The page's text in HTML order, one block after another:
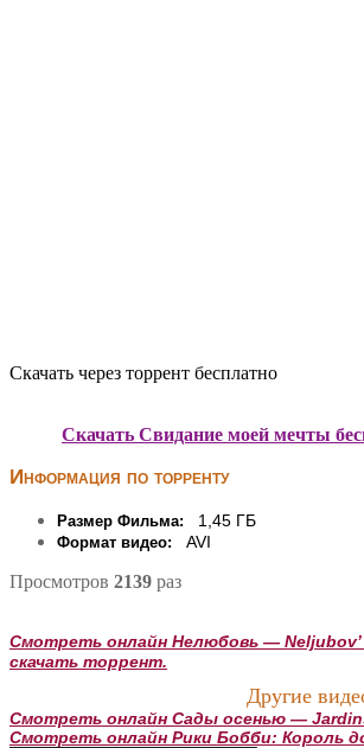
Скачать через торрент бесплатно
Скачать Свидание моей мечты
Информация по торренту
Размер Фильма: 1,45 ГБ
Формат видео: AVI
Просмотров 2139 раз
Смотреть онлайн Нелюбовь — Neljubov’
скачать торрент.
Другие
Смотреть онлайн Сады осенью —
Смотреть онлайн Рики Бобби: Король